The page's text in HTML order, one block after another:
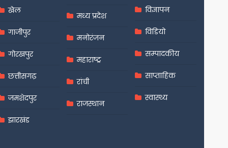
खेल
गाजीपुर
गोरखपुर
छत्तीसगढ़
जमशेदपुर
झारखंड
मध्य प्रदेश
मनोरंजन
महाराष्ट्र
रांची
राजस्थान
विज्ञापन
विडियो
सम्पादकीय
साप्ताहिक
स्वास्थ्य